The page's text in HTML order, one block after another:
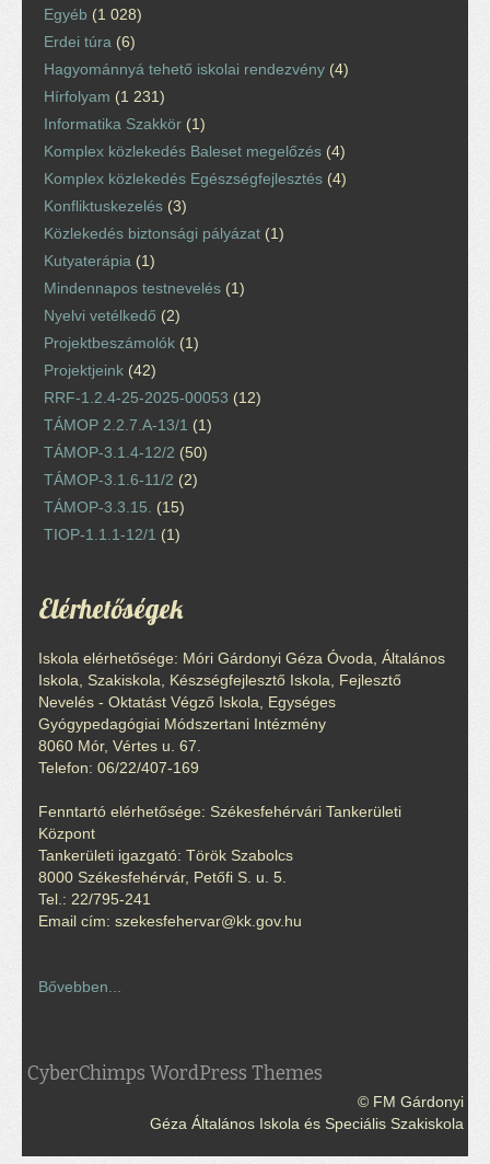
Egyéb (1 028)
Erdei túra (6)
Hagyománnyá tehető iskolai rendezvény (4)
Hírfolyam (1 231)
Informatika Szakkör (1)
Komplex közlekedés Baleset megelőzés (4)
Komplex közlekedés Egészségfejlesztés (4)
Konfliktuskezelés (3)
Közlekedés biztonsági pályázat (1)
Kutyaterápia (1)
Mindennapos testnevelés (1)
Nyelvi vetélkedő (2)
Projektbeszámolók (1)
Projektjeink (42)
RRF-1.2.4-25-2025-00053 (12)
TÁMOP 2.2.7.A-13/1 (1)
TÁMOP-3.1.4-12/2 (50)
TÁMOP-3.1.6-11/2 (2)
TÁMOP-3.3.15.
(15)
TIOP-1.1.1-12/1 (1)
Elérhetőségek
Iskola elérhetősége: Móri Gárdonyi Géza Óvoda, Általános
Iskola, Szakiskola, Készségfejlesztő Iskola, Fejlesztő
Nevelés - Oktatást Végző Iskola, Egységes
Gyógypedagógiai Módszertani Intézmény
8060 Mór, Vértes u. 67.
Telefon: 06/22/407-169
Fenntartó elérhetősége: Székesfehérvári Tankerületi
Központ
Tankerületi igazgató: Török Szabolcs
8000 Székesfehérvár, Petőfi S. u. 5.
Tel.: 22/795-241
Email cím: szekesfehervar@kk.gov.hu
Bővebben...
CyberChimps WordPress Themes
© FM Gárdonyi
Géza Általános Iskola és Speciális Szakiskola